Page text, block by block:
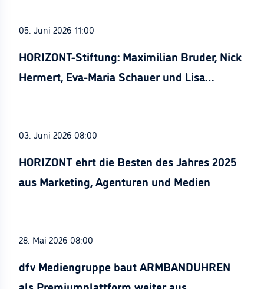
05. Juni 2026 11:00
HORIZONT-Stiftung: Maximilian Bruder, Nick
Hermert, Eva-Maria Schauer und Lisa
03. Juni 2026 08:00
HORIZONT ehrt die Besten des Jahres 2025
aus Marketing, Agenturen und Medien
28. Mai 2026 08:00
dfv Mediengruppe baut ARMBANDUHREN